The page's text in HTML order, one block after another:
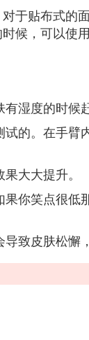
于贴布式的
候，可以使
湿度的时候
的。在手臂
大大提升。
你笑点很低
致皮肤松懈